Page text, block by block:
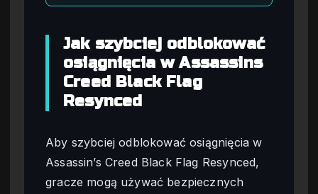
Jak szybciej odblokować
osiągnięcia w Assassins
Creed Black Flag
Resynced
Aby szybciej odblokować osiągnięcia w
Assassin’s Creed Black Flag Resynced,
gracze mogą używać bezpiecznych